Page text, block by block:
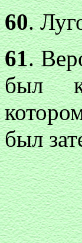
60.
61.
был
был